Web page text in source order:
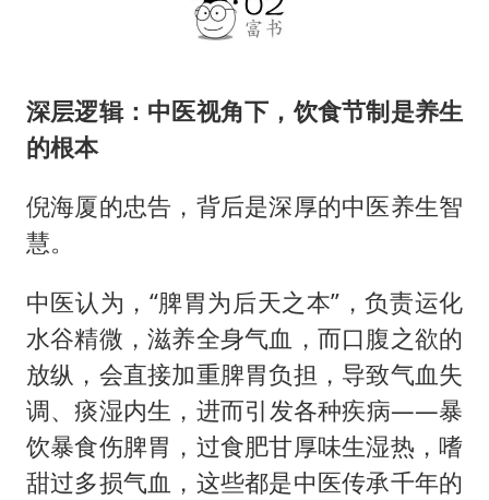
深层逻辑：中医视角下，饮食节制是养生
的根本
倪海厦的忠告，背后是深厚的中医养生智
慧。
中医认为，“脾胃为后天之本”，负责运化
水谷精微，滋养全身气血，而口腹之欲的
放纵，会直接加重脾胃负担，导致气血失
调、痰湿内生，进而引发各种疾病——暴
饮暴食伤脾胃，过食肥甘厚味生湿热，嗜
甜过多损气血，这些都是中医传承千年的